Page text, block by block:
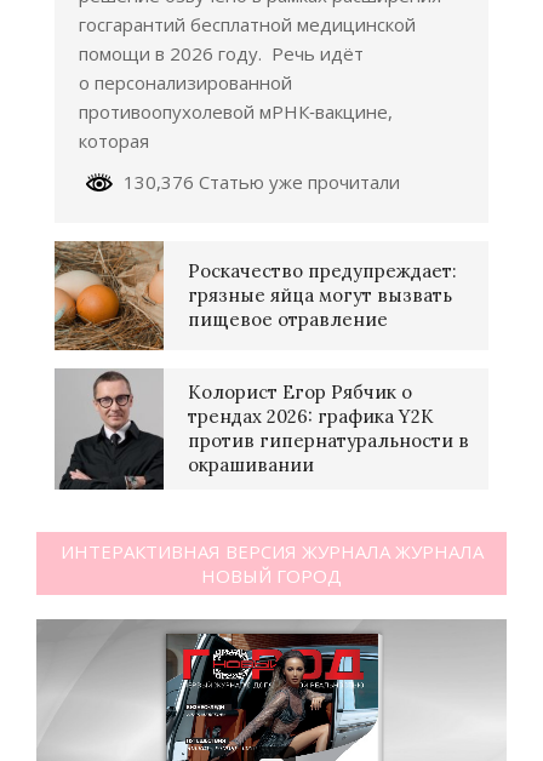
госгарантий бесплатной медицинской
помощи в 2026 году. Речь идёт
о персонализированной
противоопухолевой мРНК‑вакцине,
которая
130,376 Статью уже прочитали
Роскачество предупреждает:
грязные яйца могут вызвать
пищевое отравление
Колорист Егор Рябчик о
трендах 2026: графика Y2K
против гипернатуральности в
окрашивании
ИНТЕРАКТИВНАЯ ВЕРСИЯ ЖУРНАЛА ЖУРНАЛА
НОВЫЙ ГОРОД